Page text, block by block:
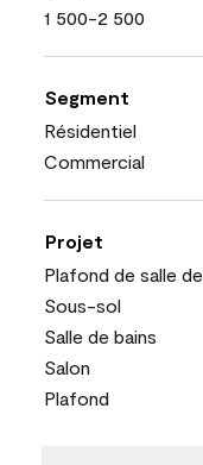
1 500-2 500
Segment
Résidentiel
Commercial
Projet
Plafond de salle
Sous-sol
Salle de bains
Salon
Plafond